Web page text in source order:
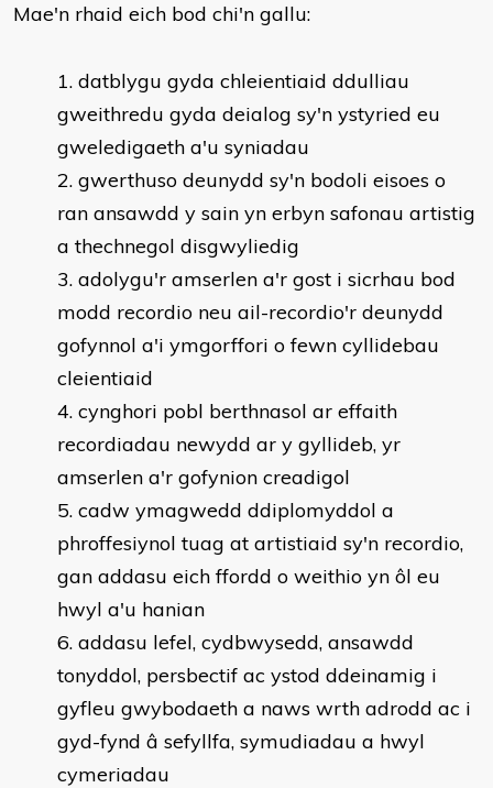
Mae'n rhaid eich bod chi'n gallu:
datblygu gyda chleientiaid ddulliau
gweithredu gyda deialog sy'n ystyried eu
gweledigaeth a'u syniadau
gwerthuso deunydd sy'n bodoli eisoes o
ran ansawdd y sain yn erbyn safonau artistig
a thechnegol disgwyliedig
adolygu'r amserlen a'r gost i sicrhau bod
modd recordio neu ail-recordio'r deunydd
gofynnol a'i ymgorffori o fewn cyllidebau
cleientiaid
cynghori pobl berthnasol ar effaith
recordiadau newydd ar y gyllideb, yr
amserlen a'r gofynion creadigol
cadw ymagwedd ddiplomyddol a
phroffesiynol tuag at artistiaid sy'n recordio,
gan addasu eich ffordd o weithio yn ôl eu
hwyl a'u hanian
addasu lefel, cydbwysedd, ansawdd
tonyddol, persbectif ac ystod ddeinamig i
gyfleu gwybodaeth a naws wrth adrodd ac i
gyd-fynd â sefyllfa, symudiadau a hwyl
cymeriadau